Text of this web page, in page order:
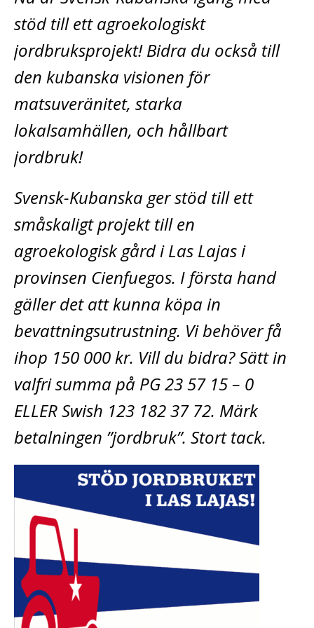
stöd till ett agroekologiskt
jordbruksprojekt! Bidra du också till
den kubanska visionen för
matsuveränitet, starka
lokalsamhällen, och hållbart
jordbruk!
Svensk-Kubanska ger stöd till ett
småskaligt projekt till en
agroekologisk gård i Las Lajas i
provinsen Cienfuegos. I första hand
gäller det att kunna köpa in
bevattningsutrustning. Vi behöver få
ihop 150 000 kr. Vill du bidra? Sätt in
valfri summa på PG 23 57 15 – 0
ELLER Swish 123 182 37 72. Märk
betalningen ”jordbruk”. Stort tack.